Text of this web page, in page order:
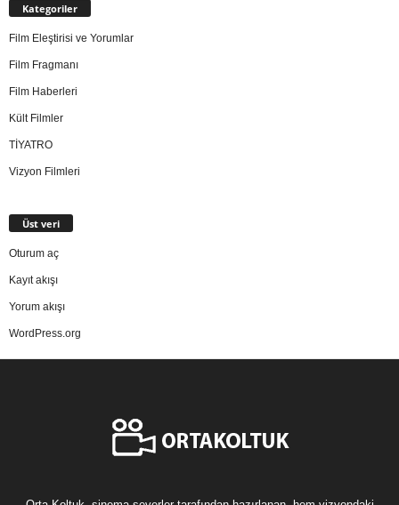
Kategoriler
Film Eleştirisi ve Yorumlar
Film Fragmanı
Film Haberleri
Kült Filmler
TİYATRO
Vizyon Filmleri
Üst veri
Oturum aç
Kayıt akışı
Yorum akışı
WordPress.org